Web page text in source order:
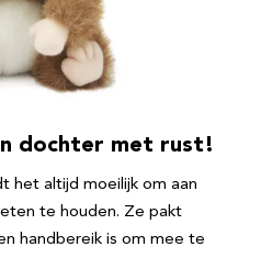
dochter met rust!
het altijd moeilijk om aan
te houden. Ze pakt
handbereik is om mee te